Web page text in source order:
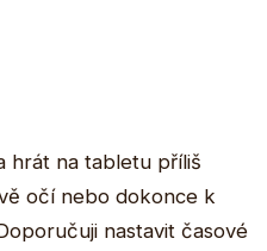
hrát na tabletu příliš
očí nebo dokonce k
nastavit časové